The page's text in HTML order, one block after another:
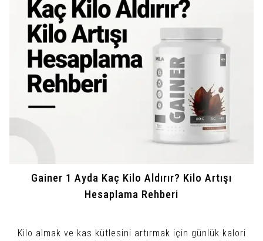
Gainer 1 Ayda Kaç Kilo Aldırır? Kilo Artışı
Hesaplama Rehberi
Kilo almak ve kas kütlesini artırmak için günlük kalori